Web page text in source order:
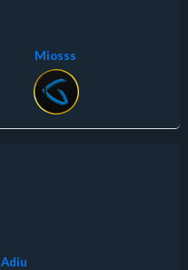
Miosss
Adiu